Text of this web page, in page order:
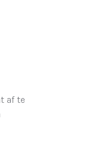
af te